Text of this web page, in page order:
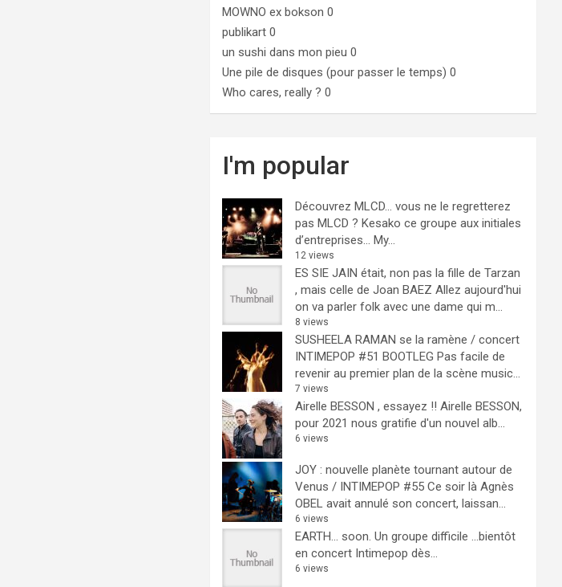
MOWNO ex bokson 0
publikart 0
un sushi dans mon pieu 0
Une pile de disques (pour passer le temps) 0
Who cares, really ? 0
I'm popular
Découvrez MLCD… vous ne le regretterez
pas MLCD ? Kesako ce groupe aux initiales
d’entreprises… My...
12 views
ES SIE JAIN était, non pas la fille de Tarzan
, mais celle de Joan BAEZ Allez aujourd'hui
on va parler folk avec une dame qui m...
8 views
SUSHEELA RAMAN se la ramène / concert
INTIMEPOP #51 BOOTLEG Pas facile de
revenir au premier plan de la scène music...
7 views
Airelle BESSON , essayez !! Airelle BESSON,
pour 2021 nous gratifie d'un nouvel alb...
6 views
JOY : nouvelle planète tournant autour de
Venus / INTIMEPOP #55 Ce soir là Agnès
OBEL avait annulé son concert, laissan...
6 views
EARTH… soon. Un groupe difficile ...bientôt
en concert Intimepop dès...
6 views